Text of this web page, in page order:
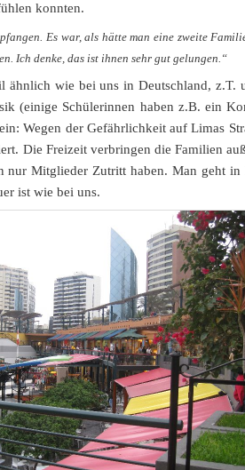
konnten.
Es war, als hätte man eine zweite
Ich denke, das ist ihnen sehr gut gelungen.“
wie bei uns in Deutschland, z.T.
(einige Schülerinnen haben z.B. ein
Wegen der Gefährlichkeit auf Limas
Die Freizeit verbringen die Familien
nur Mitglieder Zutritt haben. Man geht
ist wie bei uns.